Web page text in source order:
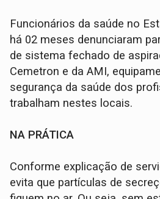
Funcionários da saúde no
há 02 meses denunciaram
de sistema fechado de
Cemetron e da AMI,
segurança da saúde dos
trabalham nestes locais.
NA PRÁTICA
Conforme explicação de
evita que partículas de